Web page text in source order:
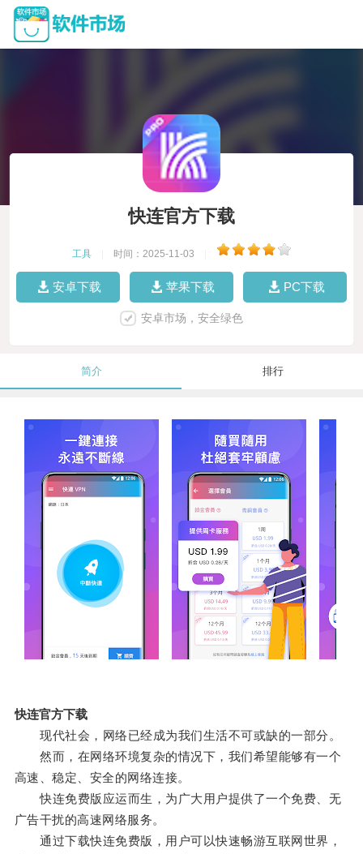
快连官方下载
工具 时间：2025-11-03
安卓下载 苹果下载 PC下载
安卓市场，安全绿色
简介 排行
快连官方下载
现代社会，网络已经成为我们生活不可或缺的一部分。
然而，在网络环境复杂的情况下，我们希望能够有一个
高速、稳定、安全的网络连接。
快连免费版应运而生，为广大用户提供了一个免费、无
广告干扰的高速网络服务。
通过下载快连免费版，用户可以快速畅游互联网世界，